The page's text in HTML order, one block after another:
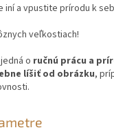
a vpustite prírodu k
veľkostiach!
o ručnú prácu a
líšiť od obrázku,